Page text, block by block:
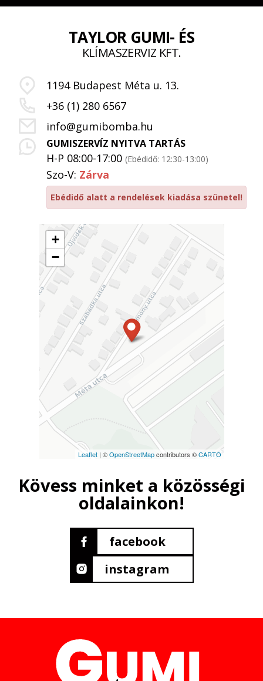
+
−
Leaflet| ©OpenStreetMapcontributors ©CARTO
TAYLOR GUMI- ÉS
KLÍMASZERVIZ KFT.
1194 Budapest Méta u. 13.
+36 (1) 280 6567
info@gumibomba.hu
GUMISZERVÍZ NYITVA TARTÁS
H-P 08:00-17:00 (Ebédidő: 12:30-13:00)
Szo-V: Zárva
Ebédidő alatt a rendelések kiadása szünetel!
Kövess minket a közösségi
oldalainkon!
facebook
instagram